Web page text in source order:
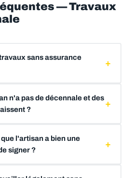
— Travaux
sans assurance
n'a pas de décennale et des
?
l'artisan a bien une
signer ?